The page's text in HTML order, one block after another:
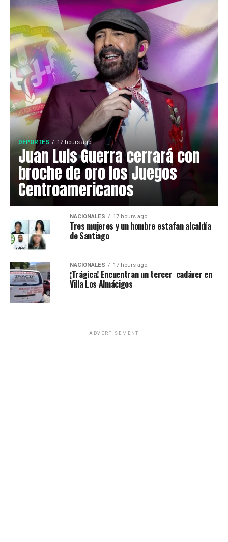
DEPORTES 12 hours ago
Juan Luis Guerra cerrará con
broche de oro los Juegos
Centroamericanos
NACIONALES 17 hours ago
Tres mujeres y un hombre estafan alcaldía
de Santiago
NACIONALES 17 hours ago
¡Trágica! Encuentran un tercer cadáver en
Villa Los Almácigos
ADVERTISEMENT